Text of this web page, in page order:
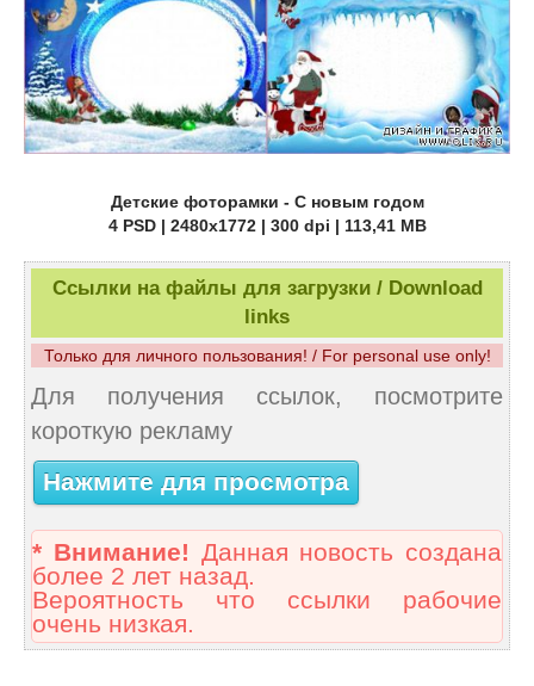
Детские фоторамки - С новым годом
4 PSD | 2480x1772 | 300 dpi | 113,41 MB
Ссылки на файлы для загрузки / Download
links
Только для личного пользования! / For personal use only!
Для получения ссылок, посмотрите
короткую рекламу
Нажмите для просмотра
* Внимание! Данная новость создана
более 2 лет назад.
Вероятность что ссылки рабочие
очень низкая.